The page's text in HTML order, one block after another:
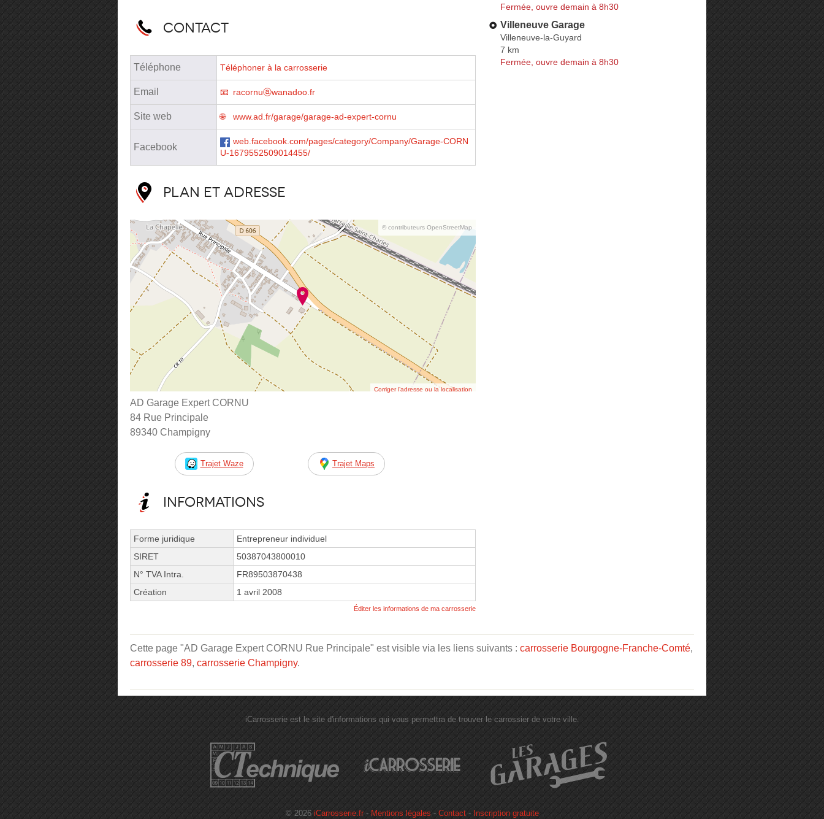
Contact
Téléphone Téléphoner à la carrosserie
Email racornuⓐwanadoo.fr
Site web www.ad.fr/garage/garage-ad-expert-cornu
Facebook
web.facebook.com/pages/category/Company/Garage-CORN
U-1679552509014455/
Plan et adresse
© contributeurs OpenStreetMap
Corriger l’adresse ou la localisation
AD Garage Expert CORNU
84 Rue Principale
89340 Champigny
Trajet Waze Trajet Maps
Informations
Forme juridique
Entrepreneur individuel
SIRET
50387043800010
N° TVA Intra.
FR89503870438
Création
1 avril 2008
Éditer les informations de ma carrosserie
Fermée, ouvre demain à 8h30
Villeneuve Garage
Villeneuve-la-Guyard
7 km
Fermée, ouvre demain à 8h30
Cette page "AD Garage Expert CORNU Rue Principale" est visible via les liens suivants : carrosserie Bourgogne-Franche-Comté,
carrosserie 89, carrosserie Champigny.
iCarrosserie est le site d'informations qui vous permettra de trouver le carrossier de votre ville.
© 2026 iCarrosserie.fr - Mentions légales - Contact- Inscription gratuite